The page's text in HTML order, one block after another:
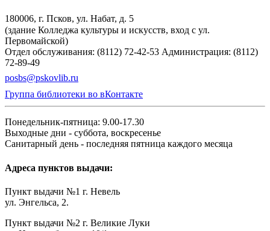
180006, г. Псков, ул. Набат, д. 5
(здание Колледжа культуры и искусств, вход с ул.
Первомайской)
Отдел обслуживания: (8112) 72-42-53 Администрация: (8112)
72-89-49
posbs@pskovlib.ru
Группа библиотеки во вКонтакте
Понедельник-пятница: 9.00-17.30
Выходные дни - суббота, воскресенье
Санитарный день - последняя пятница каждого месяца
Адреса пунктов выдачи:
Пункт выдачи №1 г. Невель
ул. Энгельса, 2.
Пункт выдачи №2 г. Великие Луки